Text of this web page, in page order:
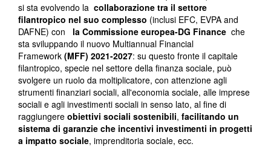
si sta evolvendo la collaborazione tra il settore
filantropico nel suo complesso (inclusi EFC, EVPA and
DAFNE) con la Commissione europea-DG Finance che
sta sviluppando il nuovo Multiannual Financial
Framework (MFF) 2021-2027: su questo fronte il capitale
filantropico, specie nel settore della finanza sociale, può
svolgere un ruolo da moltiplicatore, con attenzione agli
strumenti finanziari sociali, all'economia sociale, alle imprese
sociali e agli investimenti sociali in senso lato, al fine di
raggiungere obiettivi sociali sostenibili, facilitando un
sistema di garanzie che incentivi investimenti in progetti
a impatto sociale, imprenditoria sociale, ecc.